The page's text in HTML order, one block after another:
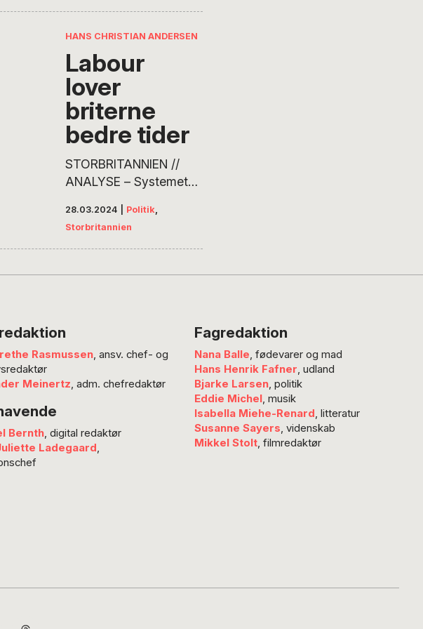
topartisystemets tid forbi – og
spørger H.C. Andersen fra
HANS CHRISTIAN ANDERSEN
Labour
lover
briterne
bedre tider
STORBRITANNIEN //
ANALYSE – Systemet
at partiernes
valgforskere den dag i
dag inddeler vælgerne
sin læserskare. Men en
skarp udmelding fra
skyggefinansminister
alligevel kan være
stærkt uforudsigelig.
28.03.2024 Politik,
Storbritannien
Rasmussen, ansv. chef- og
Meinertz, adm. chefredaktør
Bernth, digital redaktør
Ladegaard,
Fagredaktion
Nana Balle, fødevarer og mad
Hans Henrik Fafner, udland
Bjarke Larsen, politik
Eddie Michel, musik
Isabella Miehe-Renard, litteratur
Susanne Sayers, videnskab
Mikkel Stolt, filmredaktør